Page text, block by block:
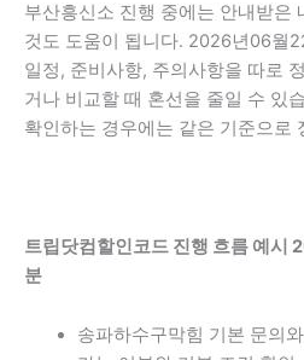
부산흥신소 진행 중에는 안내받은
것도 도움이 됩니다. 2026년06월
일정, 준비사항, 주의사항을 따로
거나 비교할 때 혼선을 줄일 수 있
확인하는 경우에는 같은 기준으로
트립닷컴할인코드 진행 흐름 예
분
송파하수구막힘 기본 문의